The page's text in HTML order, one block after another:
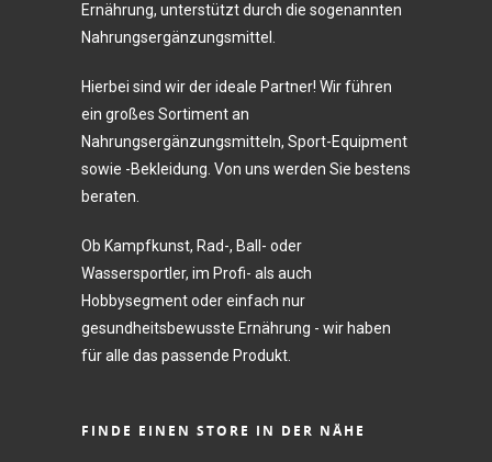
Ernährung, unterstützt durch die sogenannten
Nahrungsergänzungsmittel.
Hierbei sind wir der ideale Partner! Wir führen
ein großes Sortiment an
Nahrungsergänzungsmitteln, Sport-Equipment
sowie -Bekleidung. Von uns werden Sie bestens
beraten.
Ob Kampfkunst, Rad-, Ball- oder
Wassersportler, im Profi- als auch
Hobbysegment oder einfach nur
gesundheitsbewusste Ernährung - wir haben
für alle das passende Produkt.
FINDE EINEN STORE IN DER NÄHE